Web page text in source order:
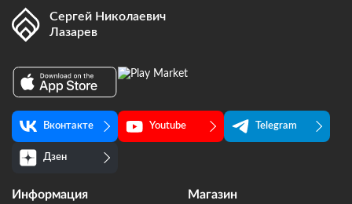
Сергей Николаевич
Лазарев
Вконтакте Youtube Telegram
Дзен
Информация Магазин